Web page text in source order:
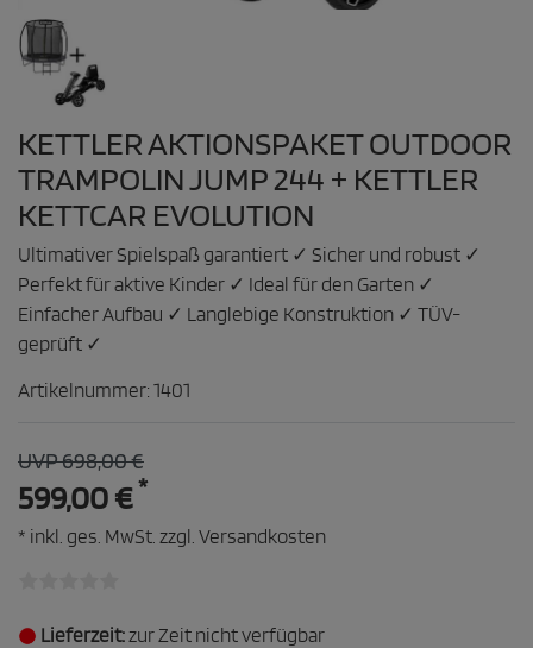
KETTLER AKTIONSPAKET OUTDOOR
TRAMPOLIN JUMP 244 + KETTLER
KETTCAR EVOLUTION
Ultimativer Spielspaß garantiert ✓ Sicher und robust ✓
Perfekt für aktive Kinder ✓ Ideal für den Garten ✓
Einfacher Aufbau ✓ Langlebige Konstruktion ✓ TÜV-
geprüft ✓
Artikelnummer: 1401
UVP 698,00 €
599,00 €*
* inkl. ges. MwSt. zzgl. Versandkosten
Lieferzeit: zur Zeit nicht verfügbar